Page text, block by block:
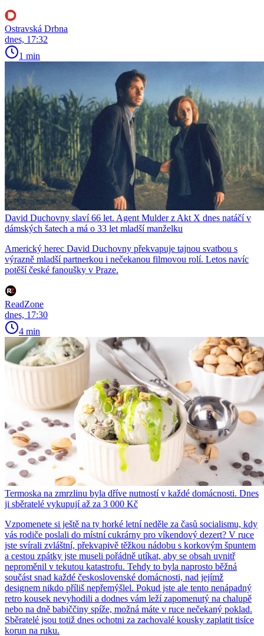
Ostravská Drbna
dnes, 17:32
1 min
David Duchovny slaví 66 let. Agent Mulder z Akt X dnes natáčí v
dámských šatech a má o 33 let mladší manželku
Americký herec David Duchovny překvapuje tajnou svatbou s
výrazně mladší partnerkou i nečekanou filmovou rolí. Letos navíc
potěší české fanoušky v Praze.
ReadZone
dnes, 17:30
4 min
Termoska na zmrzlinu byla dříve nutností v každé domácnosti. Dnes
ji sběratelé vykupují až za 3 000 Kč
Vzpomenete si ještě na ty horké letní neděle za časů socialismu, kdy
vás rodiče poslali do místní cukrárny pro víkendový dezert? V ruce
jste svírali zvláštní, překvapivě těžkou nádobu s korkovým špuntem
a cestou zpátky jste museli pořádně utíkat, aby se obsah uvnitř
neproměnil v tekutou katastrofu. Tehdy to byla naprosto běžná
součást snad každé československé domácnosti, nad jejímž
designem nikdo příliš nepřemýšlel. Pokud jste ale tento nenápadný
retro kousek nevyhodili a dodnes vám leží zapomenutý na chalupě
nebo na dně babiččiny spíže, možná máte v ruce nečekaný poklad.
Sběratelé jsou totiž dnes ochotni za zachovalé kousky zaplatit tisíce
korun na ruku.